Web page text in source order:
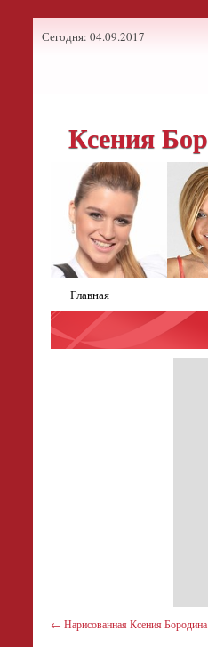
Сегодня: 04.09.2017
Ксения
Главная
← Нарисованная Ксения Бородина